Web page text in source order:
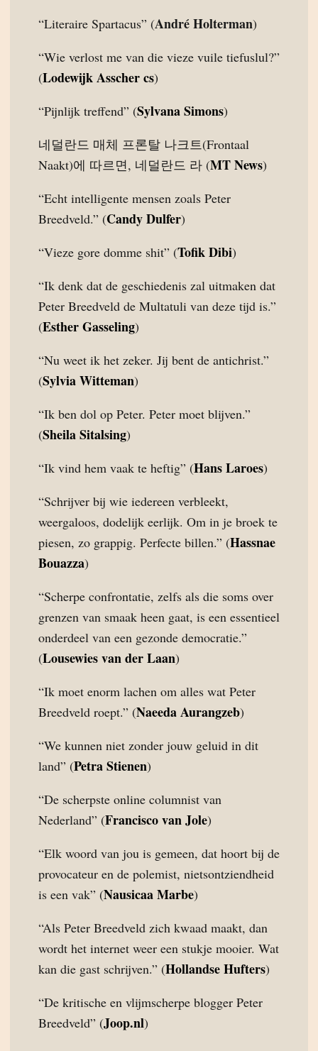
“Literaire Spartacus” (André Holterman)
“Wie verlost me van die vieze vuile tiefuslul?”
(Lodewijk Asscher cs)
“Pijnlijk treffend” (Sylvana Simons)
네덜란드 매체 프론탈 나크트(Frontaal
Naakt)에 따르면, 네덜란드 라 (MT News)
“Echt intelligente mensen zoals Peter
Breedveld.” (Candy Dulfer)
“Vieze gore domme shit” (Tofik Dibi)
“Ik denk dat de geschiedenis zal uitmaken dat
Peter Breedveld de Multatuli van deze tijd is.”
(Esther Gasseling)
“Nu weet ik het zeker. Jij bent de antichrist.”
(Sylvia Witteman)
“Ik ben dol op Peter. Peter moet blijven.”
(Sheila Sitalsing)
“Ik vind hem vaak te heftig” (Hans Laroes)
“Schrijver bij wie iedereen verbleekt,
weergaloos, dodelijk eerlijk. Om in je broek te
piesen, zo grappig. Perfecte billen.” (Hassnae
Bouazza)
“Scherpe confrontatie, zelfs als die soms over
grenzen van smaak heen gaat, is een essentieel
onderdeel van een gezonde democratie.”
(Lousewies van der Laan)
“Ik moet enorm lachen om alles wat Peter
Breedveld roept.” (Naeeda Aurangzeb)
“We kunnen niet zonder jouw geluid in dit
land” (Petra Stienen)
“De scherpste online columnist van
Nederland” (Francisco van Jole)
“Elk woord van jou is gemeen, dat hoort bij de
provocateur en de polemist, nietsontziendheid
is een vak” (Nausicaa Marbe)
“Als Peter Breedveld zich kwaad maakt, dan
wordt het internet weer een stukje mooier. Wat
kan die gast schrijven.” (Hollandse Hufters)
“De kritische en vlijmscherpe blogger Peter
Breedveld” (Joop.nl)